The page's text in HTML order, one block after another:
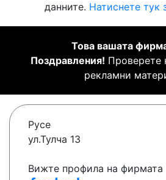
данните. Натиснете тук
Това вашата
Поздравления! Проверете
рекламни
Русе
ул.Тулча 13
Вижте профила на фирмата